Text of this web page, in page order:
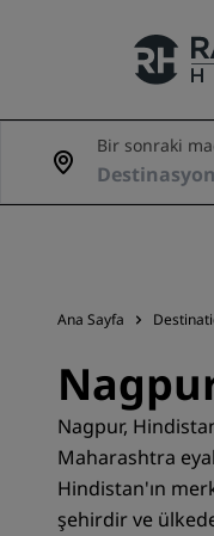
Markalarımız
Bir sonraki
Ana Sayfa
Nagpur,
Maharashtra
Hindistan'ın
şehirdir ve